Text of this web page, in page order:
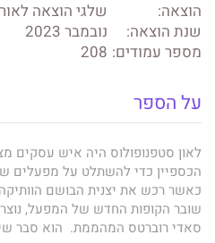
הוצאה:
שלגי הוצאה לאור
שנת הוצאה:
נובמבר 2023
מספר עמודים: 208
על הספר
לאון סטפנופולוס היה איש עסקים
הכספיין כדי להשתלט על מפעלים
כאשר רכש את יצנית הבושם
שובר הקופות החדש של המפעל,
סאדי רוברטס המהממת. הוא סבר